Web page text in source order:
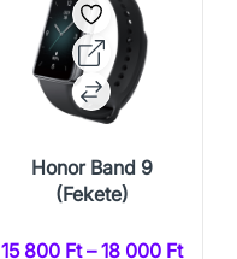
Honor Band 9
(Fekete)
15 800 Ft – 18 000 Ft